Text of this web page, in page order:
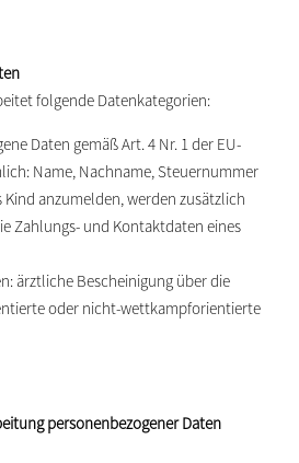
folgende Datenkategorien:
Daten gemäß Art. 4 Nr. 1 der EU-
Name, Nachname, Steuernummer
Kind anzumelden, werden zusätzlich
Zahlungs- und Kontaktdaten eines
ärztliche Bescheinigung über die
oder nicht-wettkampforientierte
personenbezogener Daten